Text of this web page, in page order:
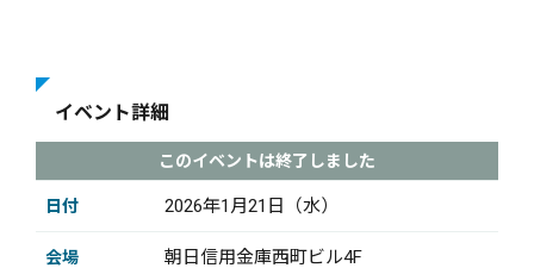
イベント詳細
このイベントは終了しました
日付 2026年1月21日（水）
会場 朝日信用金庫西町ビル4F